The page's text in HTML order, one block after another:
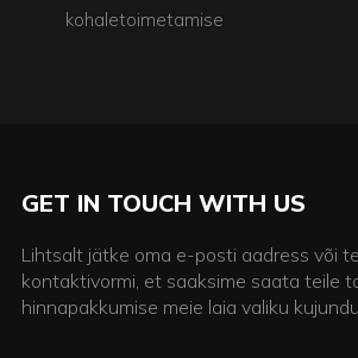
kohaletoimetamise
GET IN TOUCH WITH US
Lihtsalt jätke oma e-posti aadress või
kontaktivormi, et saaksime saata teile
hinnapakkumise meie laia valiku